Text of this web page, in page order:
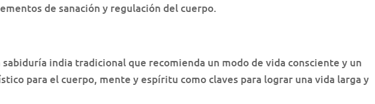
de sanación y regulación del cuerpo.
sabiduría india tradicional que recomienda un modo de vida consciente y un
para el cuerpo, mente y espíritu como claves para lograr una vida larga y